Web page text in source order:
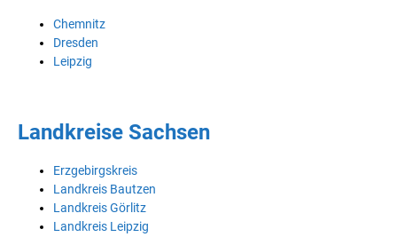
Chemnitz
Dresden
Leipzig
Landkreise Sachsen
Erzgebirgskreis
Landkreis Bautzen
Landkreis Görlitz
Landkreis Leipzig